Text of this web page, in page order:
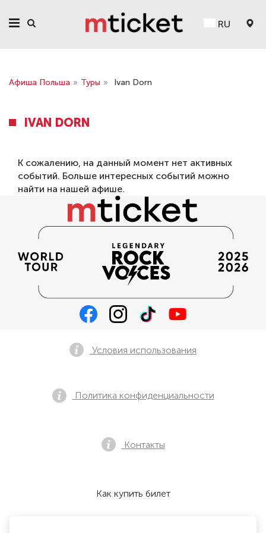
RU
Афиша Польша » Туры » Ivan Dorn
IVAN DORN
К сожалению, на данный момент нет активных
событий. Больше интересных событий можно
найти на нашей афише.
Условия использования
Политика конфиденциальности
Контакты
Как купить билет